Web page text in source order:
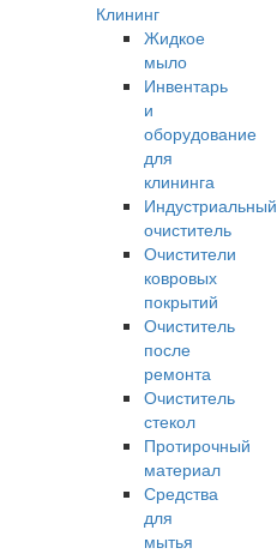
Клининг
Жидкое
мыло
Инвентарь
и
оборудование
для
клининга
Индустриальный
очиститель
Очистители
ковровых
покрытий
Очиститель
после
ремонта
Очиститель
стекол
Протирочный
материал
Средства
для
мытья